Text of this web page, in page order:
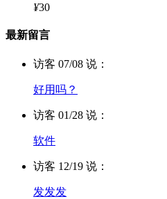
¥30
最新留言
访客 07/08 说：
好用吗？
访客 01/28 说：
软件
访客 12/19 说：
发发发